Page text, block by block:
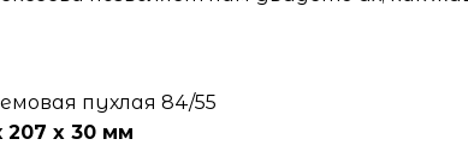
пухлая 84/55
207 x 30 мм